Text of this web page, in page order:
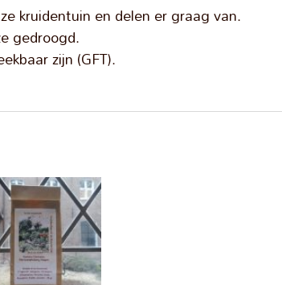
kruidentuin en delen er graag van.
gedroogd.
zijn (GFT).